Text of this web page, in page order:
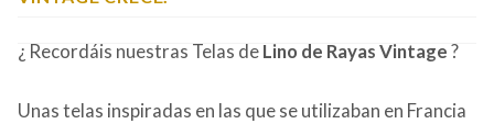
¿ Recordáis nuestras Telas deLino de Rayas Vintage?
Unas telas inspiradas en las que se utilizaban en Francia